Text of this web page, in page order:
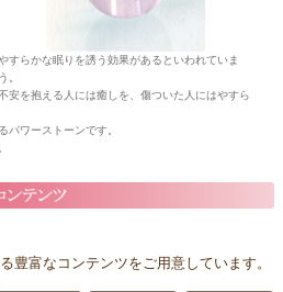
すらかな眠りを誘う効果があるといわれていま
。
安を抱える人には癒しを、傷ついた人にはやすら
パワーストーンです。
豊富なコンテンツをご用意しています。